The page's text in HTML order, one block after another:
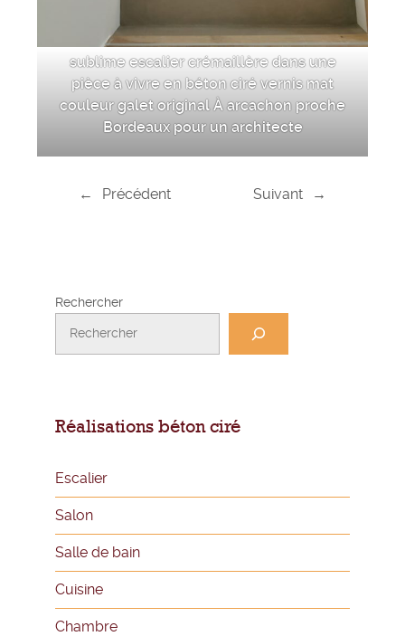
sublime escalier crémaillère dans une
pièce à vivre en béton ciré vernis mat
couleur galet original À arcachon proche
Bordeaux pour un architecte
← Précédent Suivant →
Rechercher
Réalisations béton ciré
Escalier
Salon
Salle de bain
Cuisine
Chambre